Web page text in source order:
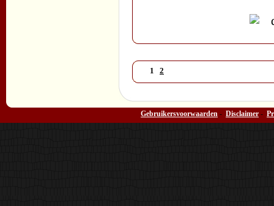
1 2
Gebruikersvoorwaarden - Disclaimer -